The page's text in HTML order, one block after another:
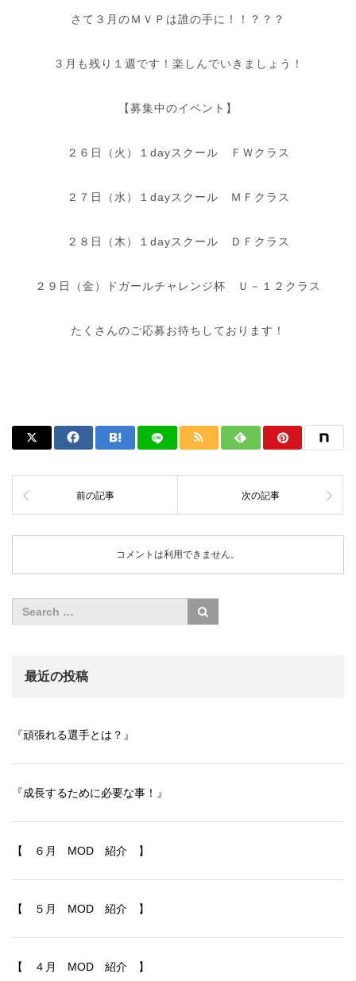
さて３月のＭＶＰは誰の手に！！？？？
３月も残り１週です！楽しんでいきましょう！
【募集中のイベント】
２６日（火）１dayスクール ＦＷクラス
２７日（水）１dayスクール ＭＦクラス
２８日（木）１dayスクール ＤＦクラス
２９日（金）ドガールチャレンジ杯 Ｕ－１２クラス
たくさんのご応募お待ちしております！
前の記事 次の記事
コメントは利用できません。
最近の投稿
『頑張れる選手とは？』
『成長するために必要な事！』
【 ６月 MOD 紹介 】
【 ５月 MOD 紹介 】
【 ４月 MOD 紹介 】